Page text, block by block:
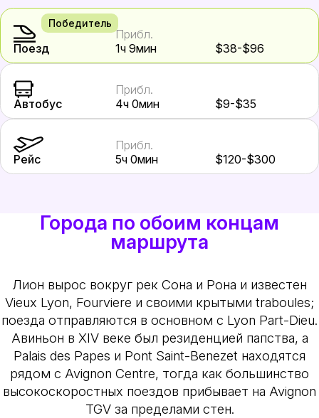
Победитель
Поезд
Прибл.
1ч 9мин
$38-$96
Автобус
Прибл.
4ч 0мин
$9-$35
Рейс
Прибл.
5ч 0мин
$120-$300
Города по обоим концам
маршрута
Лион вырос вокруг рек Сона и Рона и известен
Vieux Lyon, Fourviere и своими крытыми traboules;
поезда отправляются в основном с Lyon Part-Dieu.
Авиньон в XIV веке был резиденцией папства, а
Palais des Papes и Pont Saint-Benezet находятся
рядом с Avignon Centre, тогда как большинство
высокоскоростных поездов прибывает на Avignon
TGV за пределами стен.